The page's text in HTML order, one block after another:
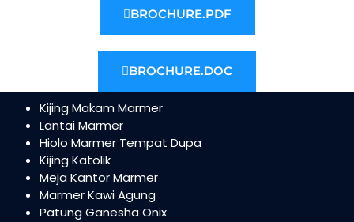
BROCHURE.PDF
BROCHURE.DOC
Kijing Makam Marmer
Lantai Marmer
Hiolo Marmer Tempat Dupa
Kijing Katolik
Meja Kantor Marmer
Marmer Kawi Agung
Patung Ganesha Onix